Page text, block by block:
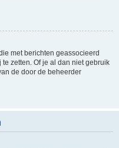
met berichten geassocieerd
zetten. Of je al dan niet gebruik
de door de beheerder